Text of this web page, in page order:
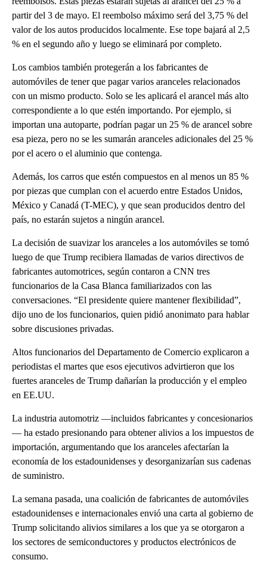
partir del 3 de mayo. El reembolso máximo será del 3,75 % del
valor de los autos producidos localmente. Ese tope bajará al 2,5
% en el segundo año y luego se eliminará por completo.
Los cambios también protegerán a los fabricantes de
automóviles de tener que pagar varios aranceles relacionados
con un mismo producto. Solo se les aplicará el arancel más alto
correspondiente a lo que estén importando. Por ejemplo, si
importan una autoparte, podrían pagar un 25 % de arancel sobre
esa pieza, pero no se les sumarán aranceles adicionales del 25 %
por el acero o el aluminio que contenga.
Además, los carros que estén compuestos en al menos un 85 %
por piezas que cumplan con el acuerdo entre Estados Unidos,
México y Canadá (T-MEC), y que sean producidos dentro del
país, no estarán sujetos a ningún arancel.
La decisión de suavizar los aranceles a los automóviles se tomó
luego de que Trump recibiera llamadas de varios directivos de
fabricantes automotrices, según contaron a CNN tres
funcionarios de la Casa Blanca familiarizados con las
conversaciones. “El presidente quiere mantener flexibilidad”,
dijo uno de los funcionarios, quien pidió anonimato para hablar
sobre discusiones privadas.
Altos funcionarios del Departamento de Comercio explicaron a
periodistas el martes que esos ejecutivos advirtieron que los
fuertes aranceles de Trump dañarían la producción y el empleo
en EE.UU.
La industria automotriz —incluidos fabricantes y concesionarios
— ha estado presionando para obtener alivios a los impuestos de
importación, argumentando que los aranceles afectarían la
economía de los estadounidenses y desorganizarían sus cadenas
de suministro.
La semana pasada, una coalición de fabricantes de automóviles
estadounidenses e internacionales envió una carta al gobierno de
Trump solicitando alivios similares a los que ya se otorgaron a
los sectores de semiconductores y productos electrónicos de
consumo.